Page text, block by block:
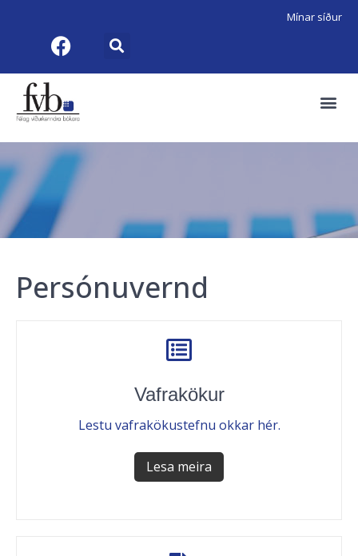
Mínar síður
Persónuvernd
Vafrakökur
Lestu vafrakökustefnu okkar hér.
Lesa meira